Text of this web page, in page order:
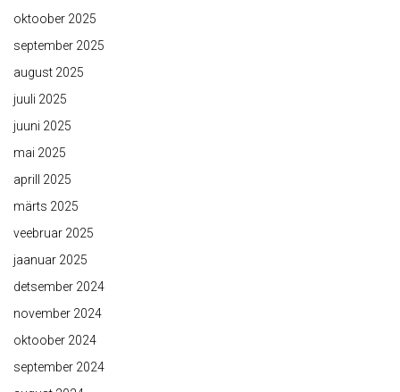
oktoober 2025
september 2025
august 2025
juuli 2025
juuni 2025
mai 2025
aprill 2025
märts 2025
veebruar 2025
jaanuar 2025
detsember 2024
november 2024
oktoober 2024
september 2024